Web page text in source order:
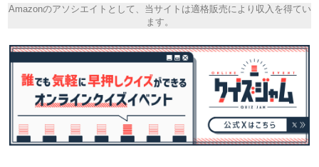
Amazonのアソシエイトとして、当サイトは適格販売により収入を得てい
ます。